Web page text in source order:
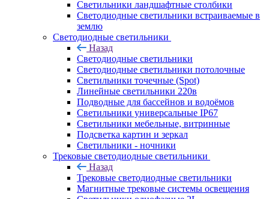
Светильники ландшафтные столбики
Светодиодные светильники встраиваемые в
землю
Светодиодные светильники
Назад
Светодиодные светильники
Светодиодные светильники потолочные
Светильники точечные (Spot)
Линейные светильники 220в
Подводные для бассейнов и водоёмов
Светильники универсальные IP67
Светильники мебельные, витринные
Подсветка картин и зеркал
Светильники - ночники
Трековые светодиодные светильники
Назад
Трековые светодиодные светильники
Магнитные трековые системы освещения